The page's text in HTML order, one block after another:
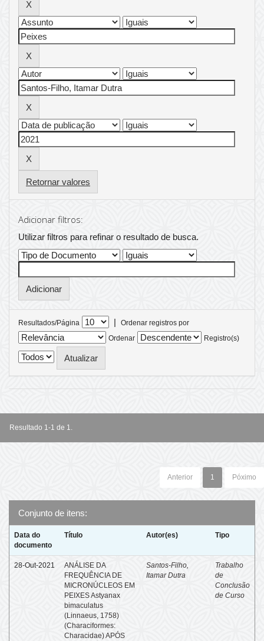
Retornar valores
Adicionar filtros:
Utilizar filtros para refinar o resultado de busca.
Resultados/Página |
Ordenar registros por
Ordenar
Registro(s)
Resultado 1-1 de 1.
Anterior 1 Póximo
Conjunto de itens:
Data do
documento
Título Autor(es) Tipo
28-Out-2021
ANÁLISE DA
FREQUÊNCIA DE
MICRONÚCLEOS EM
PEIXES Astyanax
bimaculatus
(Linnaeus, 1758)
(Characiformes:
Characidae) APÓS
Santos-Filho,
Itamar Dutra
Trabalho
de
Conclusão
de Curso